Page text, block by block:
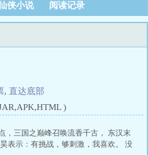
侠小说 阅读记录
, 直达底部
)
，三国之巅峰召唤流香千古， 东汉末
表示：有挑战，够刺激，我喜欢。 没